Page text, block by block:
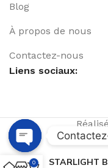
Blog
À propos de nous
Contactez-nous
Liens sociaux:
STARLIGHT
0
Open